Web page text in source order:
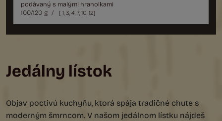
podávaný s malými hranolkami
100/120 g / [ 1, 3, 4, 7, 10, 12]
Jedálny lístok
Objav poctivú kuchyňu, ktorá spája tradičné chute s
moderným šmrncom. V našom jedálnom lístku nájdeš